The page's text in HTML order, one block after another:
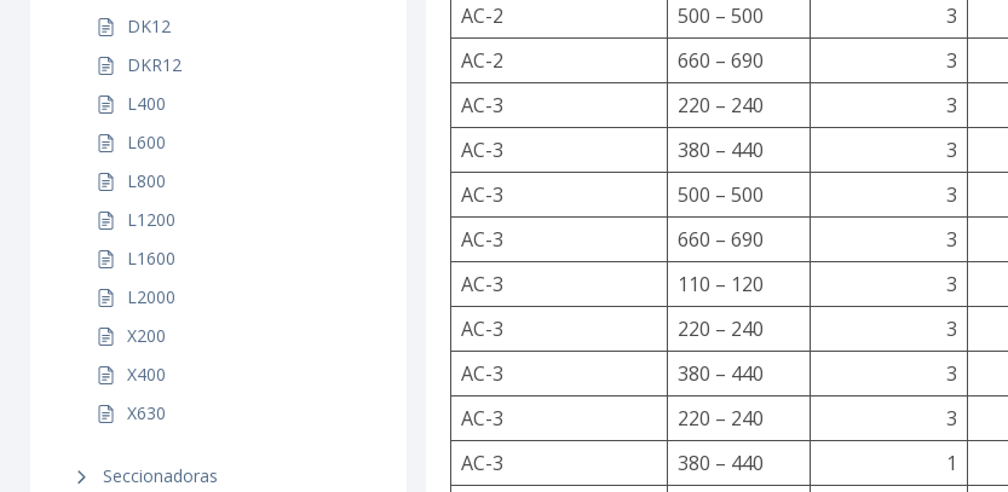
DK12
DKR12
L400
L600
L800
L1200
L1600
L2000
X200
X400
X630
Seccionadoras
AC-2
500 – 500 3
AC-2
660 – 690 3
AC-3
220 – 240 3
AC-3
380 – 440 3
AC-3
500 – 500 3
AC-3
660 – 690 3
AC-3
110 – 120 3
AC-3
220 – 240 3
AC-3
380 – 440 3
AC-3
220 – 240 3
AC-3
380 – 440 1